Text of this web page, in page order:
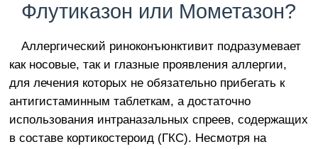
Флутиказон или Мометазон?
Аллергический риноконъюнктивит подразумевает
как носовые, так и глазные проявления аллергии,
для лечения которых не обязательно прибегать к
антигистаминным таблеткам, а достаточно
использования интраназальных спреев, содержащих
в составе кортикостероид (ГКС). Несмотря на